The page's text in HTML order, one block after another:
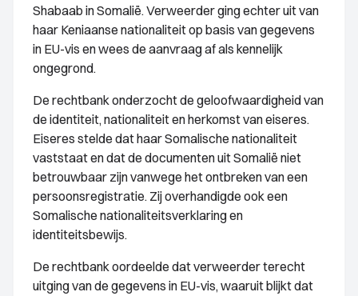
Shabaab in Somalië. Verweerder ging echter uit van
haar Keniaanse nationaliteit op basis van gegevens
in EU-vis en wees de aanvraag af als kennelijk
ongegrond.
De rechtbank onderzocht de geloofwaardigheid van
de identiteit, nationaliteit en herkomst van eiseres.
Eiseres stelde dat haar Somalische nationaliteit
vaststaat en dat de documenten uit Somalië niet
betrouwbaar zijn vanwege het ontbreken van een
persoonsregistratie. Zij overhandigde ook een
Somalische nationaliteitsverklaring en
identiteitsbewijs.
De rechtbank oordeelde dat verweerder terecht
uitging van de gegevens in EU-vis, waaruit blijkt dat